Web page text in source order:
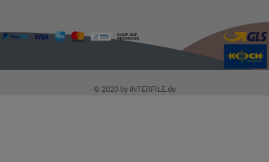
© 2020 by iNTERFILE.de